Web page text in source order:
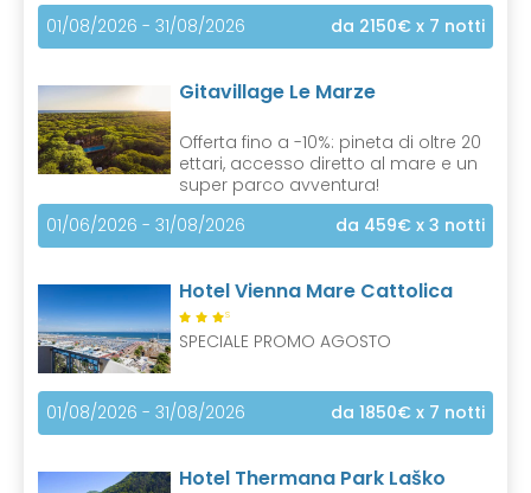
01/08/2026 - 31/08/2026
da 2150€ x 7 notti
Gitavillage Le Marze
Offerta fino a -10%: pineta di oltre 20
ettari, accesso diretto al mare e un
super parco avventura!
01/06/2026 - 31/08/2026
da 459€ x 3 notti
Hotel Vienna Mare Cattolica
S
SPECIALE PROMO AGOSTO
01/08/2026 - 31/08/2026 da 1850€ x 7 notti
Hotel Thermana Park Laško